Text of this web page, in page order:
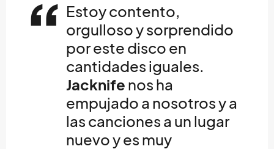
Estoy contento,
orgulloso y sorprendido
por este disco en
cantidades iguales.
Jacknife nos ha
empujado a nosotros y a
las canciones a un lugar
nuevo y es muy